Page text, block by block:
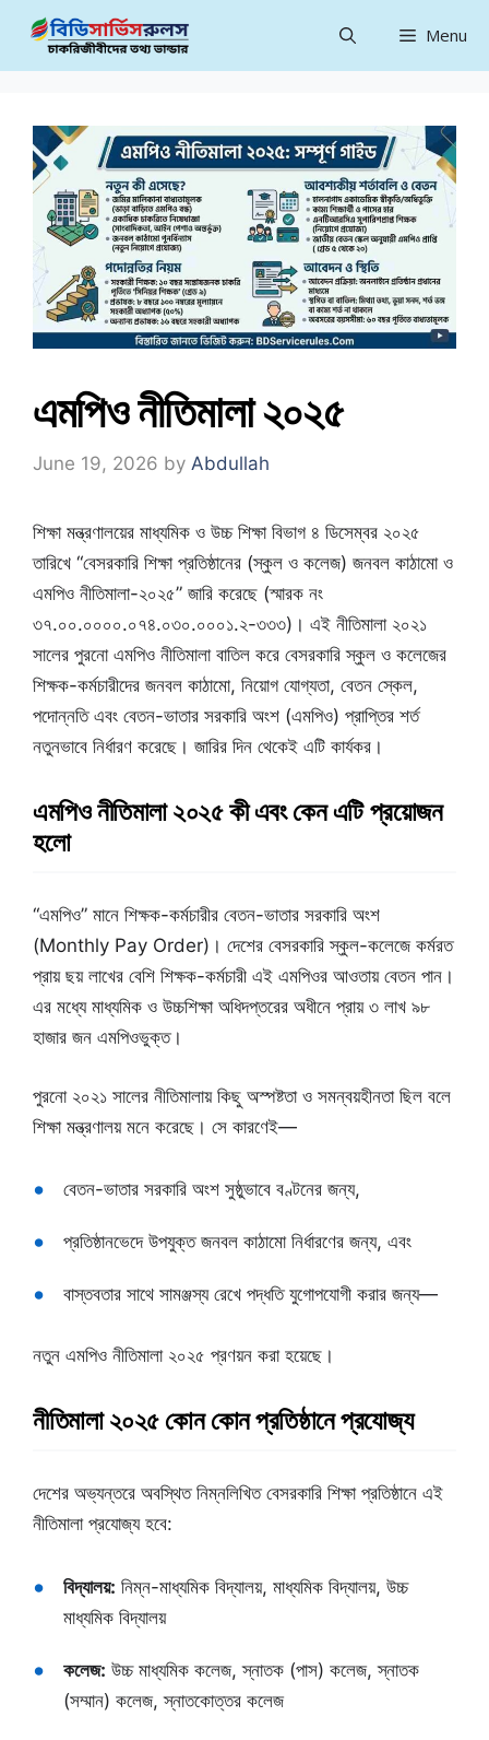
content
Menu
এমপিও নীতিমালা ২০২৫
June 19, 2026 by Abdullah
শিক্ষা মন্ত্রণালয়ের মাধ্যমিক ও উচ্চ শিক্ষা বিভাগ ৪ ডিসেম্বর ২০২৫
তারিখে “বেসরকারি শিক্ষা প্রতিষ্ঠানের (স্কুল ও কলেজ) জনবল কাঠামো ও
এমপিও নীতিমালা-২০২৫” জারি করেছে (স্মারক নং
৩৭.০০.০০০০.০৭৪.০৩০.০০০১.২-৩৩৩)। এই নীতিমালা ২০২১
সালের পুরনো এমপিও নীতিমালা বাতিল করে বেসরকারি স্কুল ও কলেজের
শিক্ষক-কর্মচারীদের জনবল কাঠামো, নিয়োগ যোগ্যতা, বেতন স্কেল,
পদোন্নতি এবং বেতন-ভাতার সরকারি অংশ (এমপিও) প্রাপ্তির শর্ত
নতুনভাবে নির্ধারণ করেছে। জারির দিন থেকেই এটি কার্যকর।
এমপিও নীতিমালা ২০২৫ কী এবং কেন এটি প্রয়োজন
হলো
“এমপিও” মানে শিক্ষক-কর্মচারীর বেতন-ভাতার সরকারি অংশ
(Monthly Pay Order)। দেশের বেসরকারি স্কুল-কলেজে কর্মরত
প্রায় ছয় লাখের বেশি শিক্ষক-কর্মচারী এই এমপিওর আওতায় বেতন পান।
এর মধ্যে মাধ্যমিক ও উচ্চশিক্ষা অধিদপ্তরের অধীনে প্রায় ৩ লাখ ৯৮
হাজার জন এমপিওভুক্ত।
পুরনো ২০২১ সালের নীতিমালায় কিছু অস্পষ্টতা ও সমন্বয়হীনতা ছিল বলে
শিক্ষা মন্ত্রণালয় মনে করেছে। সে কারণেই—
বেতন-ভাতার সরকারি অংশ সুষ্ঠুভাবে বণ্টনের জন্য,
প্রতিষ্ঠানভেদে উপযুক্ত জনবল কাঠামো নির্ধারণের জন্য, এবং
বাস্তবতার সাথে সামঞ্জস্য রেখে পদ্ধতি যুগোপযোগী করার জন্য—
নতুন এমপিও নীতিমালা ২০২৫ প্রণয়ন করা হয়েছে।
নীতিমালা ২০২৫ কোন কোন প্রতিষ্ঠানে প্রযোজ্য
দেশের অভ্যন্তরে অবস্থিত নিম্নলিখিত বেসরকারি শিক্ষা প্রতিষ্ঠানে এই
নীতিমালা প্রযোজ্য হবে:
বিদ্যালয়: নিম্ন-মাধ্যমিক বিদ্যালয়, মাধ্যমিক বিদ্যালয়, উচ্চ
মাধ্যমিক বিদ্যালয়
কলেজ: উচ্চ মাধ্যমিক কলেজ, স্নাতক (পাস) কলেজ, স্নাতক
(সম্মান) কলেজ, স্নাতকোত্তর কলেজ